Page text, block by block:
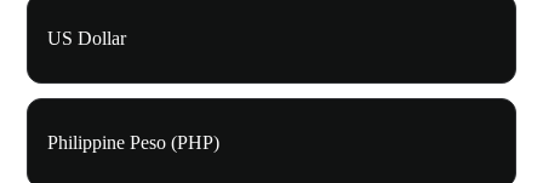
US Dollar
Philippine Peso (PHP)